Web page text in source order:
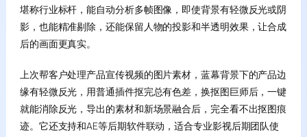
堪称行业标杆，能自动分析多帧图像，即使背景有轻微反光或阴
影，也能精准剔除，还能保留人物的投影和半透明效果，让合成
后的画面更真实。
上次帮客户处理产品宣传视频的图片素材，蓝幕背景下的产品边
缘有轻微反光，用普通插件抠完总有色差，换抠图巨师后，一键
就能消除反光，导出的素材和新场景融合后，完全看不出抠图痕
迹。它还支持和AE等后期软件联动，适合专业影视后期团队使